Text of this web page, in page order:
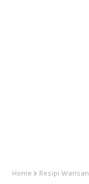
Home Resipi Warisan